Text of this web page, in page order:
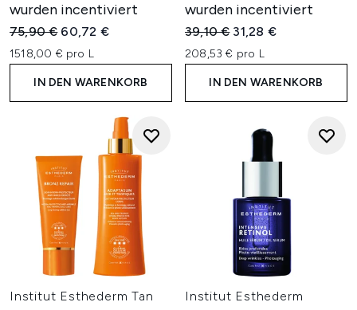
wurden incentiviert
Unverbindliche Preisempfehlung:
75,90 € Aktueller Preis:
60,72 €
1518,00 € pro L
IN DEN WARENKORB
wurden incentiviert
Unverbindliche
39,10 € Aktueller Preis:
31,28 €
208,53 € pro L
IN DEN WARENKORB
Institut Esthederm Tan
Institut Esthederm